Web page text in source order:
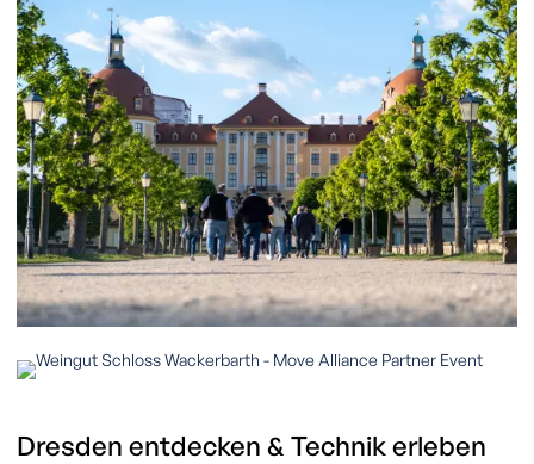
Dresden entdecken & Technikerleben